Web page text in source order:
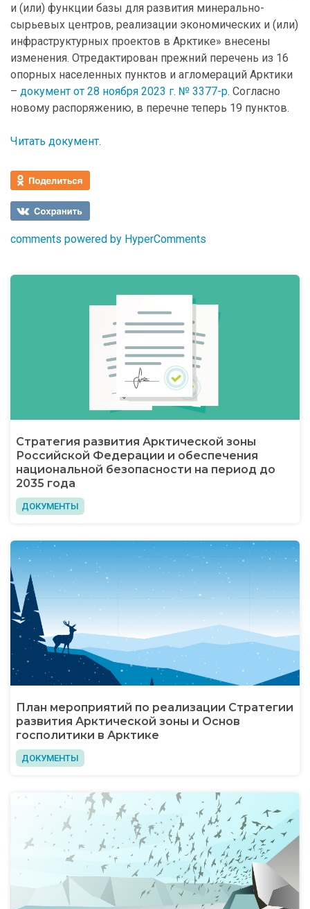
и (или) функции базы для развития минерально-
сырьевых центров, реализации экономических и (или)
инфраструктурных проектов в Арктике» внесены
изменения. Отредактирован прежний перечень из 16
опорных населенных пунктов и агломераций Арктики
– документ от 28 ноября 2023 г. № 3377-р. Согласно
новому распоряжению, в перечне теперь 19 пунктов.
Читать документ.
comments powered by HyperComments
Стратегия развития Арктической зоны
Российской Федерации и обеспечения
национальной безопасности на период до
2035 года
ДОКУМЕНТЫ
План мероприятий по реализации Стратегии
развития Арктической зоны и Основ
госполитики в Арктике
ДОКУМЕНТЫ